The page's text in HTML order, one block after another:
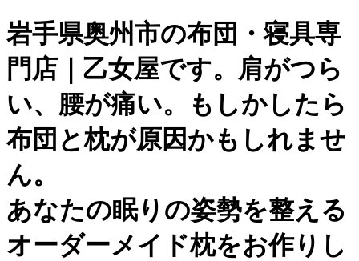
岩手県奥州市の布団・寝具専
門店｜乙女屋です。肩がつら
い、腰が痛い。もしかしたら
布団と枕が原因かもしれませ
ん。
あなたの眠りの姿勢を整える
オーダーメイド枕をお作りし